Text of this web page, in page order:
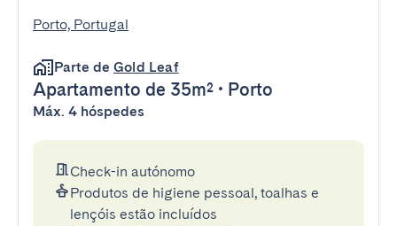
Porto, Portugal
Parte de Gold Leaf
Apartamento de 35m² • Porto
Máx. 4 hóspedes
Check-in autónomo
Produtos de higiene pessoal, toalhas e
lençóis estão incluídos